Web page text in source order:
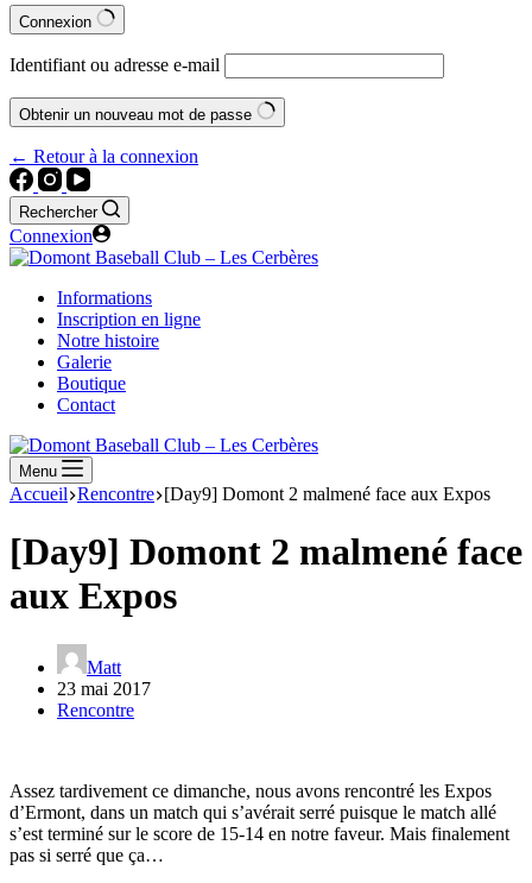
Connexion
Identifiant ou adresse e-mail
Obtenir un nouveau mot de passe
← Retour à la connexion
Rechercher
Connexion
Informations
Inscription en ligne
Notre histoire
Galerie
Boutique
Contact
Menu
Accueil Rencontre [Day9] Domont 2 malmené face aux Expos
[Day9] Domont 2 malmené face
aux Expos
Matt
23 mai 2017
Rencontre
Assez tardivement ce dimanche, nous avons rencontré les Expos
d’Ermont, dans un match qui s’avérait serré puisque le match allé
s’est terminé sur le score de 15-14 en notre faveur. Mais finalement
pas si serré que ça…